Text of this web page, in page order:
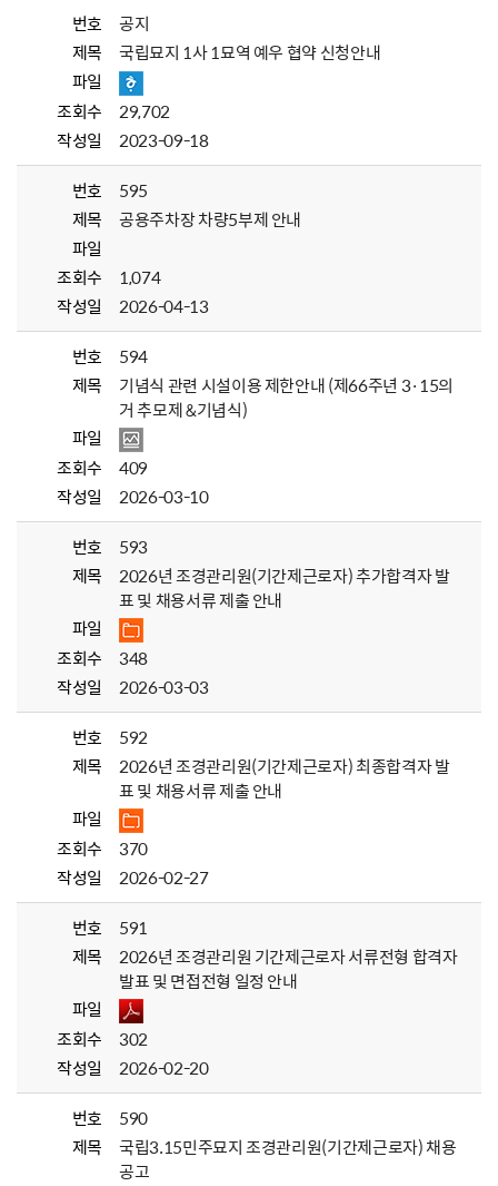
번호
공지
제목
국립묘지 1사 1묘역 예우 협약 신청안내
파일
조회수
29,702
작성일
2023-09-18
번호
595
제목
공용주차장 차량5부제 안내
파일
조회수
1,074
작성일
2026-04-13
번호
594
제목
기념식 관련 시설이용 제한안내 (제66주년 3·15의
거 추모제 &기념식)
파일
조회수
409
작성일
2026-03-10
번호
593
제목
2026년 조경관리원(기간제근로자) 추가합격자 발
표 및 채용서류 제출 안내
파일
조회수
348
작성일
2026-03-03
번호
592
제목
2026년 조경관리원(기간제근로자) 최종합격자 발
표 및 채용서류 제출 안내
파일
조회수
370
작성일
2026-02-27
번호
591
제목
2026년 조경관리원 기간제근로자 서류전형 합격자
발표 및 면접전형 일정 안내
파일
조회수
302
작성일
2026-02-20
번호
590
제목
국립3.15민주묘지 조경관리원(기간제근로자) 채용
공고